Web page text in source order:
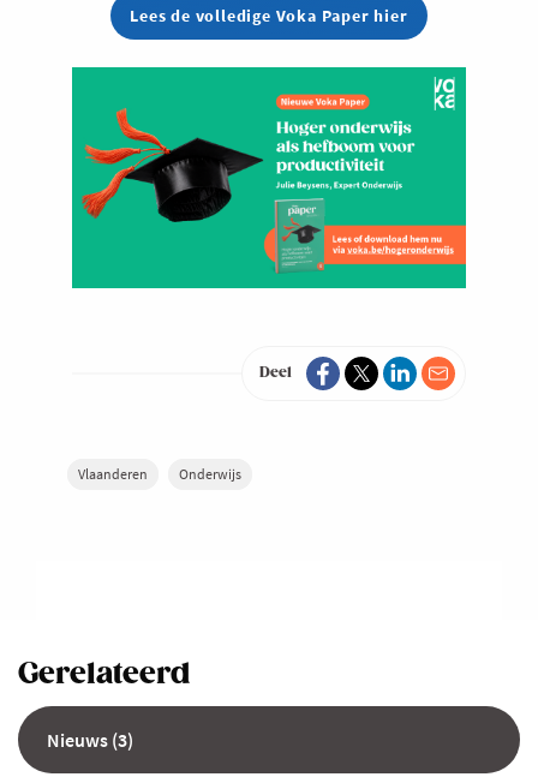
Lees de volledige Voka Paper hier
Deel
Vlaanderen Onderwijs
Gerelateerd
Nieuws (3)